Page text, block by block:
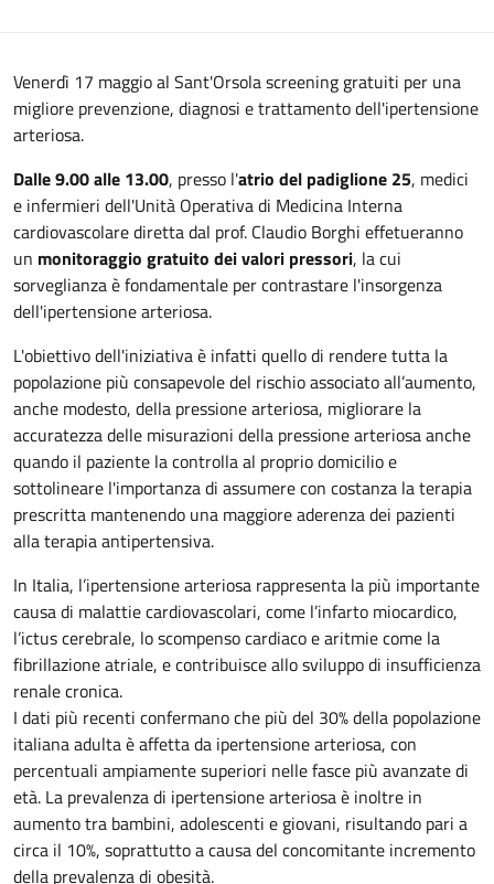
Venerdì 17 maggio al Sant'Orsola screening gratuiti per una
migliore prevenzione, diagnosi e trattamento dell'ipertensione
arteriosa.
Dalle 9.00 alle 13.00, presso l'atrio del padiglione 25, medici
e infermieri dell'Unità Operativa di Medicina Interna
cardiovascolare diretta dal prof. Claudio Borghi effetueranno
un monitoraggio gratuito dei valori pressori, la cui
sorveglianza è fondamentale per contrastare l'insorgenza
dell'ipertensione arteriosa.
L'obiettivo dell'iniziativa è infatti quello di rendere tutta la
popolazione più consapevole del rischio associato all’aumento,
anche modesto, della pressione arteriosa, migliorare la
accuratezza delle misurazioni della pressione arteriosa anche
quando il paziente la controlla al proprio domicilio e
sottolineare l'importanza di assumere con costanza la terapia
prescritta mantenendo una maggiore aderenza dei pazienti
alla terapia antipertensiva.
In Italia, l’ipertensione arteriosa rappresenta la più importante
causa di malattie cardiovascolari, come l’infarto miocardico,
l’ictus cerebrale, lo scompenso cardiaco e aritmie come la
fibrillazione atriale, e contribuisce allo sviluppo di insufficienza
renale cronica.
I dati più recenti confermano che più del 30% della popolazione
italiana adulta è affetta da ipertensione arteriosa, con
percentuali ampiamente superiori nelle fasce più avanzate di
età. La prevalenza di ipertensione arteriosa è inoltre in
aumento tra bambini, adolescenti e giovani, risultando pari a
circa il 10%, soprattutto a causa del concomitante incremento
della prevalenza di obesità.